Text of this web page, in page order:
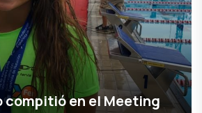
compitió en el Meeting